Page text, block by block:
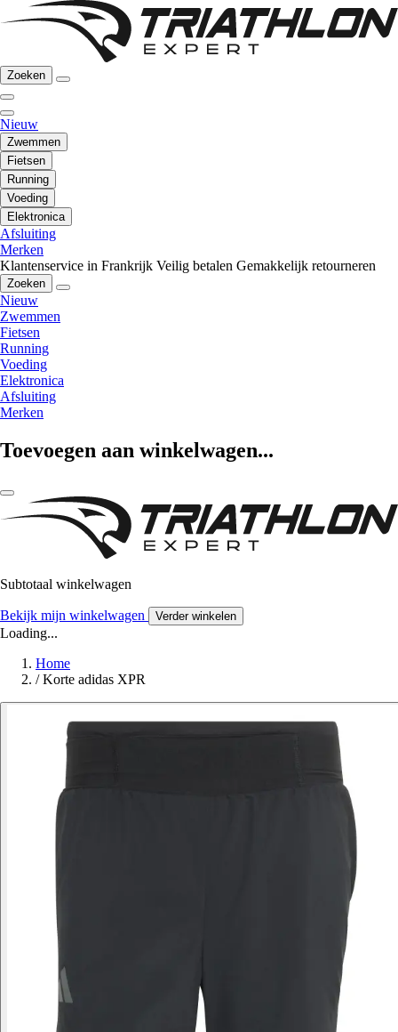
Zoeken
Nieuw
Zwemmen
Fietsen
Running
Voeding
Elektronica
Afsluiting
Merken
Klantenservice in Frankrijk Veilig betalen Gemakkelijk retourneren
Zoeken
Nieuw
Zwemmen
Fietsen
Running
Voeding
Elektronica
Afsluiting
Merken
Toevoegen aan winkelwagen...
Subtotaal winkelwagen
Bekijk mijn winkelwagen Verder winkelen
Loading...
Home
/ Korte adidas XPR